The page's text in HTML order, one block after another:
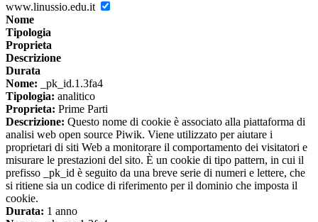
www.linussio.edu.it
Nome
Tipologia
Proprieta
Descrizione
Durata
Nome: _pk_id.1.3fa4
Tipologia: analitico
Proprieta: Prime Parti
Descrizione: Questo nome di cookie è associato alla piattaforma di
analisi web open source Piwik. Viene utilizzato per aiutare i
proprietari di siti Web a monitorare il comportamento dei visitatori e
misurare le prestazioni del sito. È un cookie di tipo pattern, in cui il
prefisso _pk_id è seguito da una breve serie di numeri e lettere, che
si ritiene sia un codice di riferimento per il dominio che imposta il
cookie.
Durata: 1 anno